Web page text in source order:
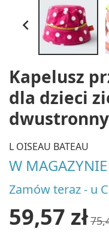

Kapelusz
dla dzieci
L OISEAU BATEAU
W MAGAZYNIE
Zamów teraz - u
59,57 zł